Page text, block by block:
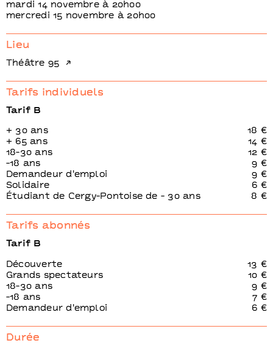
mardi 14 novembre à 20h00
mercredi 15 novembre à 20h00
Lieu
Théâtre 95
Tarifs individuels
Tarif B
+ 30 ans
18 €
+ 65 ans
14 €
18-30 ans
12 €
-18 ans
9 €
Demandeur d'emploi
9 €
Solidaire
6 €
Étudiant de Cergy-Pontoise de - 30 ans
8 €
Tarifs abonnés
Tarif B
Découverte
13 €
Grands spectateurs
10 €
18-30 ans
9 €
-18 ans
7 €
Demandeur d'emploi
6 €
Durée